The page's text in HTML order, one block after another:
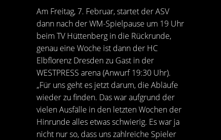
Am Freitag, 7. Februar, startet der ASV
dann nach der WM-Spielpause um 19 Uhr
beim TV Hüttenberg in die Rückrunde,
genau eine Woche ist dann der HC
Elbflorenz Dresden zu Gast in der
WESTPRESS arena (Anwurf 19:30 Uhr).
„Für uns geht es jetzt darum, die Abläufe
wieder zu finden. Das war aufgrund der
vielen Ausfälle in den letzten Wochen der
Hinrunde alles etwas schwierig. Es war ja
nicht nur so, dass uns zahlreiche Spieler